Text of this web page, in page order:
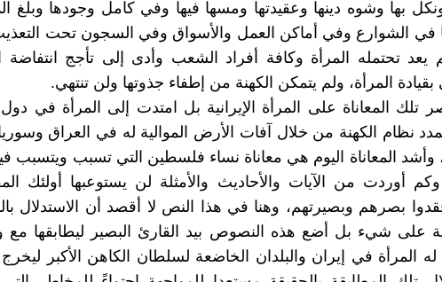
ونكل بها وشوه دينها وعقيدتها ومسها فيها وفي كامل وجودها وبلغ
في الشوارع وفي أماكن العمل والأسواق وفي السجون تحت
يعد تحتمله المرأة وكافة أفراد الشعب وأدى إلى تأجج
بقيادة المرأة، ولم يتمكن الكهنة من إطفاء جذوتها ولن تنتهي.
تلك المعاناة على المرأة الإيرانية بل امتدت إلى المرأة في دول
نظام الكهنة من خلال آفات الأرض الموالية له في العراق وسوريا
وأشد المعاناة اليوم هي معاناة نساء فلسطين التي تسبب ويتسبب
وكم أوردت من الآيات والأحاديث والأمثلة لن يستوعبها أولئك
بصرهم وبصيرتهم، وهنا في هذا النص لا أقصد أن الاستدلال
على شيء بل أضع هذه النصوص بيد القارئ البصير ليطابقها مع
المرأة في إيران والبلدان الخاضعة لسلطان الكاهن الأكبر ليخرج